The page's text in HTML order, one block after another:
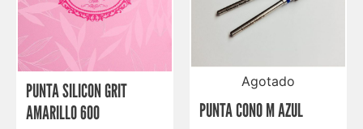
PUNTA SILICON GRIT
AMARILLO 600
Agotado
PUNTA CONO M AZUL